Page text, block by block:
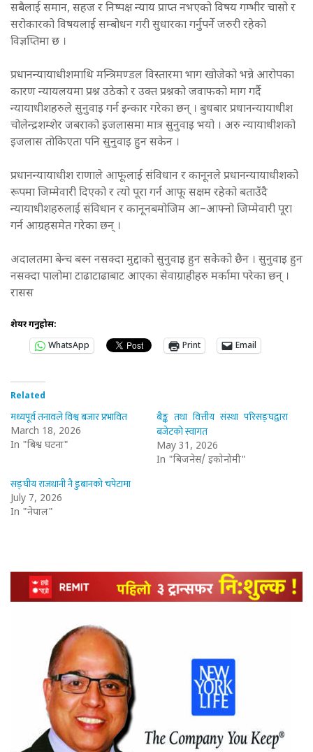
सबैलाई समान, सहज र निष्पक्ष न्याय प्राप्त नभएको विषय गम्भीर चासो र
सरोकारको विषयलाई सम्बोधन गरी सुधारका गर्नुपर्ने जरुरी रहेको
विज्ञप्तिमा छ ।
प्रधानन्यायाधीशमाथि मन्त्रिमण्डल विस्तारमा भाग खोजेको भन्ने आरोपका
कारण न्यायलयमा प्रश्न उठेको र उक्त प्रश्नको जवाफको माग गर्दै
न्यायाधीशहरुले सुनुवाइ गर्न इन्कार गरेका छन् । बुधबार प्रधानन्यायाधीश
चोलेन्द्रशम्शेर जबराको इजलासमा मात्र सुनुवाइ भयो । अरु न्यायाधीशको
इजलास तोकिएता पनि सुनुवाइ हुन सकेन ।
प्रधानन्यायाधीश राणाले आफूलाई संविधान र कानूनले प्रधानन्यायाधीशको
रूपमा जिम्मेवारी दिएको र त्यो पूरा गर्न आफू सक्षम रहेको बताउँदै
न्यायाधीशहरुलाई संविधान र कानूनबमोजिम आ–आफ्नो जिम्मेवारी पूरा
गर्न आग्रहसमेत गरेका छन् ।
अदालतमा बेन्च बस्न नसक्दा मुद्दाको सुनुवाइ हुन सकेको छैन । सुनुवाइ हुन
नसक्दा पालोमा टाढाटाढाबाट आएका सेवाग्राहीहरु मर्कामा परेका छन् ।
रासस
शेयर गर्नुहोस:
WhatsApp
Print Email
Related
मध्यपूर्व तनावले विश्व बजार प्रभावित
March 18, 2026
In "बिश्व घटना"
बैङ्क तथा वित्तीय संस्था परिसङ्घद्वारा
बजेटको स्वागत
May 31, 2026
In "बिजनेस/ इकोनोमी"
सङ्घीय राजधानी नै डुबानको चपेटामा
July 7, 2026
In "नेपाल"